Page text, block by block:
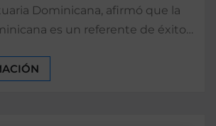
Dominicana, afirmó que la
es un referente de éxito…